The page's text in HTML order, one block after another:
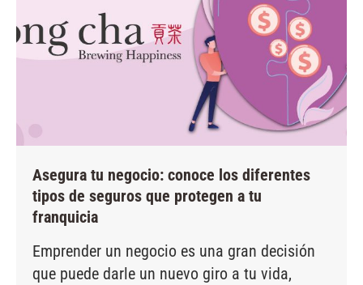
Asegura tu negocio: conoce los diferentes
tipos de seguros que protegen a tu
franquicia
Emprender un negocio es una gran decisión
que puede darle un nuevo giro a tu vida,